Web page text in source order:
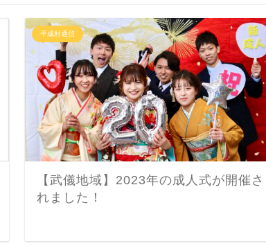
平成村通信
【武儀地域】2023年の成人式が開催さ
れました！